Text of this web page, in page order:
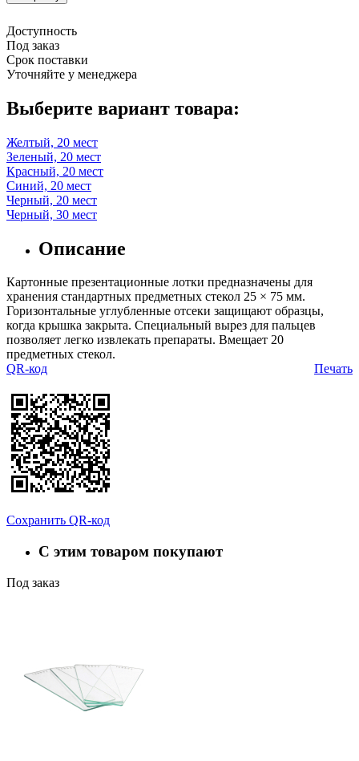
Доступность
Под заказ
Срок поставки
Уточняйте у менеджера
Выберите вариант товара:
Желтый, 20 мест
Зеленый, 20 мест
Красный, 20 мест
Синий, 20 мест
Черный, 20 мест
Черный, 30 мест
Описание
Картонные презентационные лотки предназначены для
хранения стандартных предметных стекол 25 × 75 мм.
Горизонтальные углубленные отсеки защищают образцы,
когда крышка закрыта. Специальный вырез для пальцев
позволяет легко извлекать препараты. Вмещает 20
предметных стекол.
Печать
QR-код
Сохранить QR-код
С этим товаром покупают
Под заказ